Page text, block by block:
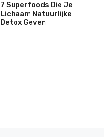
7 Superfoods Die Je
Lichaam Natuurlijke
Detox Geven